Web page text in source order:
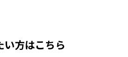
い方はこちら